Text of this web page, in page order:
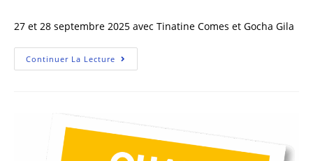
27 et 28 septembre 2025 avec Tinatine Comes et Gocha Gila
Continuer La Lecture